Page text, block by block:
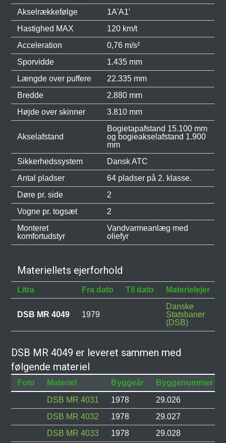
Akselrækkefølge
1A'A1'
Hastighed MAX
120 km/t
Acceleration
0,76 m/s²
Sporvidde
1.435 mm
Længde over puffere
22.335 mm
Bredde
2.880 mm
Højde over skinner
3.810 mm
Akselafstand
Bogietapafstand 15.100 mm
og bogieakselafstand 1.900
mm
Sikkerhedssystem
Dansk ATC
Antal pladser
64 pladser på 2. klasse.
Døre pr. side
2
Vogne pr. togsæt
2
Monteret
komfortudstyr
Vandvarmeanlæg med
oliefyr
Materiellets ejerforhold
Litra Fra dato Til dato Materielejer
DSB MR 4049 1979
Danske
Statsbaner
(DSB)
DSB MR 4049 er leveret sammen med
følgende materiel
Foto Materiel Byggeår Byggenummer
DSB MR 4031
1978
29.026
DSB MR 4032
1978
29.027
DSB MR 4033
1978 29.028